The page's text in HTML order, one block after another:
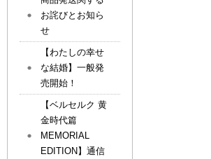
お詫びとお知ら
せ
【わたしの幸せ
な結婚】一般発
売開始！
【ベルセルク 黄
金時代篇
MEMORIAL
EDITION】通信